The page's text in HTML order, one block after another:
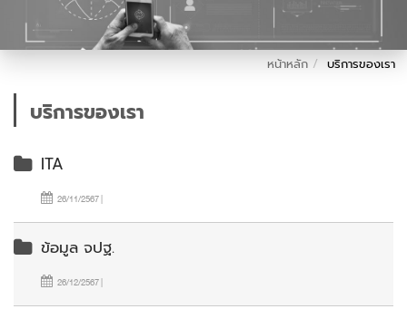
หน้าหลัก บริการของเรา
บริการของเรา
ITA
26/11/2567 |
ข้อมูล จปฐ.
26/12/2567 |